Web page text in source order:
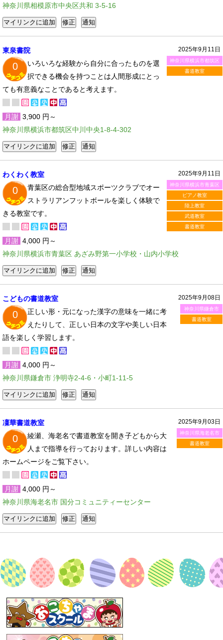
神奈川県相模原市中央区共和 3-5-16
2025年9月11日
神奈川県横浜市都筑区
書道教室
東泉書院
0
いろいろな経験から自分に合ったものを選
択できる機会を持つことは人間形成にとっ
ても有意義なことであると考えます。
月謝 3,900 円～
神奈川県横浜市都筑区中川中央1-8-4-302
2025年9月11日
神奈川県横浜市青葉区
ピアノ教室
陸上教室
武道教室
書道教室
わくわく教室
0
青葉区の総合型地域スポーツクラブでオー
ストラリアンフットボールを楽しく体験で
きる教室です。
月謝 4,000 円～
神奈川県横浜市青葉区 あざみ野第一小学校・山内小学校
2025年9月08日
神奈川県鎌倉市
書道教室
こどもの書道教室
0
正しい形・元になった漢字の意味を一緒に考
えたりして、正しい日本の文字や美しい日本
語を楽しく学習します。
月謝 4,000 円～
神奈川県鎌倉市 浄明寺2-4-6・小町1-11-5
2025年9月03日
神奈川県海老名市
書道教室
凜華書道教室
0
綾瀬、海老名で書道教室を開き子どもから大
人まで指導を行っております。詳しい内容は
ホームページをご覧下さい。
月謝 4,000 円～
神奈川県海老名市 国分コミュニティーセンター